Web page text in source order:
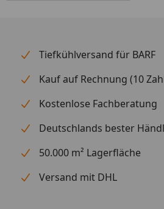
Tiefkühlversand für BARF
Kauf auf Rechnung (10
Kostenlose Fachberatung
Deutschlands bester
50.000 m² Lagerfläche
Versand mit DHL